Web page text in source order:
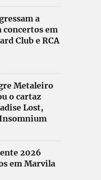
a
concertos em
Club e RCA
Metaleiro
o cartaz
Lost,
2026
em Marvila